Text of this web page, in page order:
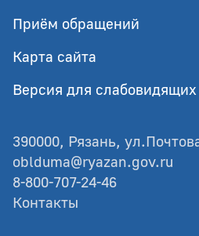
Приём обращений
Карта сайта
Версия для слабовидящих
390000, Рязань,
oblduma@ryazan.gov.ru
8-800-707-24-46
Контакты